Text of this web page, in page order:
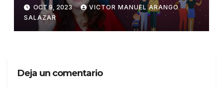
OCT 9, 2023
VICTOR MANUEL ARANGO
SALAZAR
Deja un comentario